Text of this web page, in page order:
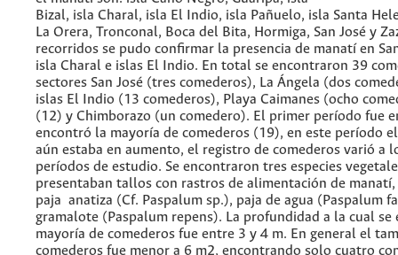
Bizal, isla Charal, isla El Indio, isla Pañuelo, isla Santa
La Orera, Tronconal, Boca del Bita, Hormiga, San José y
recorridos se pudo confirmar la presencia de manatí en
isla Charal e islas El Indio. En total se encontraron 39
sectores San José (tres comederos), La Ángela (dos
islas El Indio (13 comederos), Playa Caimanes (ocho
(12) y Chimborazo (un comedero). El primer período fue
encontró la mayoría de comederos (19), en este período
aún estaba en aumento, el registro de comederos varió a
períodos de estudio. Se encontraron tres especies
presentaban tallos con rastros de alimentación de
paja anatiza (Cf. Paspalum sp.), paja de agua (Paspalum
gramalote (Paspalum repens). La profundidad a la cual se
mayoría de comederos fue entre 3 y 4 m. En general el
comederos fue menor a 6 m2, encontrando solo cuatro